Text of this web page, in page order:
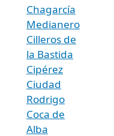
Chagarcía
Medianero
Cilleros de
la Bastida
Cipérez
Ciudad
Rodrigo
Coca de
Alba